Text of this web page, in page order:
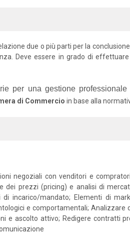
due o più parti per la
Deve essere in grado di
per una gestione
di Commercio in base alla
negoziali con venditori e
prezzi (pricing) e analisi di
incarico/mandato; Elementi di
e comportamentali;
e ascolto attivo; Redigere contratti